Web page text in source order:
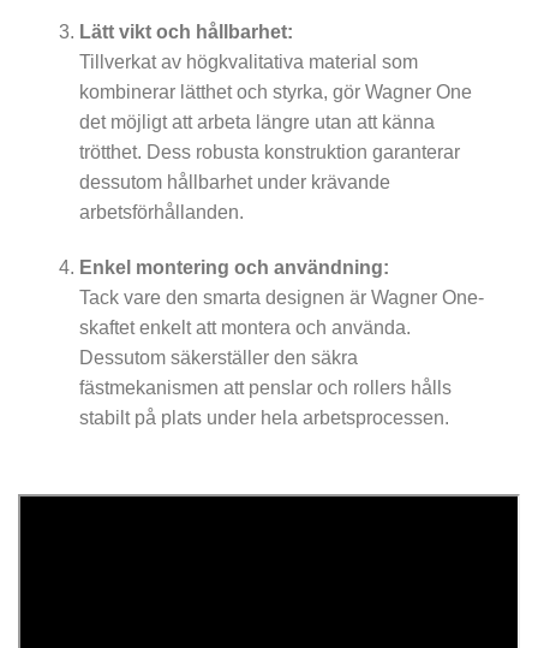
Lätt vikt och hållbarhet:
Tillverkat av högkvalitativa material som
kombinerar lätthet och styrka, gör Wagner One
det möjligt att arbeta längre utan att känna
trötthet. Dess robusta konstruktion garanterar
dessutom hållbarhet under krävande
arbetsförhållanden.
Enkel montering och användning:
Tack vare den smarta designen är Wagner One-
skaftet enkelt att montera och använda.
Dessutom säkerställer den säkra
fästmekanismen att penslar och rollers hålls
stabilt på plats under hela arbetsprocessen.